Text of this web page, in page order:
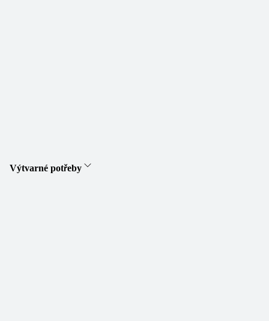
Výtvarné potřeby